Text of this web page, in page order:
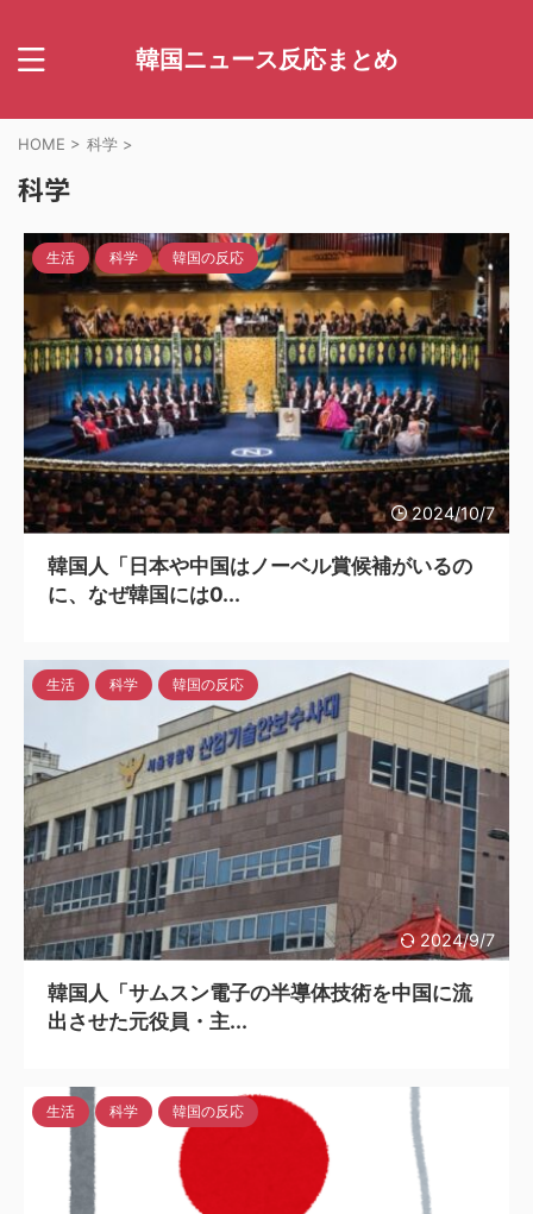
韓国ニュース反応まとめ
HOME > 科学 >
科学
2024/10/7
生活 科学 韓国の反応
韓国人「日本や中国はノーベル賞候補がいるの
に、なぜ韓国には0...
2024/9/7
生活 科学 韓国の反応
韓国人「サムスン電子の半導体技術を中国に流
出させた元役員・主...
生活 科学 韓国の反応